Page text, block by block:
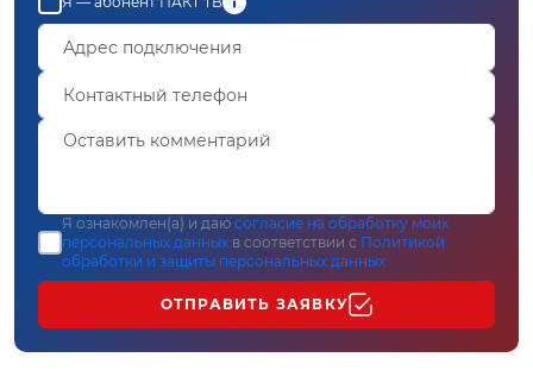
Я ознакомлен(а) и даю согласие на обработку моих
персональных данных в соответствии с Политикой
обработки и защиты персональных данных
ОТПРАВИТЬ ЗАЯВКУ